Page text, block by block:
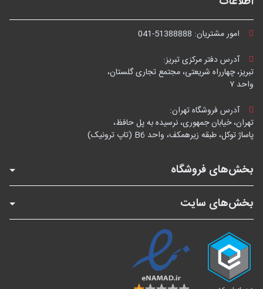
امور مشتریان: 041-51388888
آدرس دفتر مرکزی تبریز:
تبریز، چهارراه شریعتی، مجتمع تجاری گلستان،
واحد ۷
آدرس فروشگاه تهران:
تهران، خیابان جمهوری، نرسیده به پل حافظ،
پاساژ توکل، طبقه زیرهمکف، واحد B6 (تاپ ترونیک)
بخش‌های فروشگاه
بخش‌های سایت